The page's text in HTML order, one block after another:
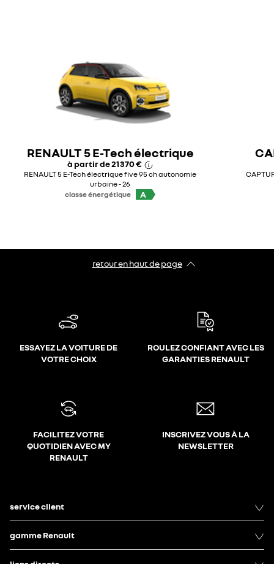
RENAULT 5 E-Tech électrique
à partir de21 370 €
RENAULT 5 E-Tech électrique five 95 ch autonomie
urbaine - 26
classe énergétique
A
retour en haut de page​
ESSAYEZ LA VOITURE DE
VOTRE CHOIX
ROULEZ CONFIANT AVEC LES
GARANTIES RENAULT
FACILITEZ VOTRE
QUOTIDIEN AVEC MY
RENAULT
INSCRIVEZ VOUS À LA
NEWSLETTER
service client
gamme Renault